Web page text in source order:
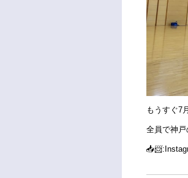
もうすぐ7
全員で神
📥📨: